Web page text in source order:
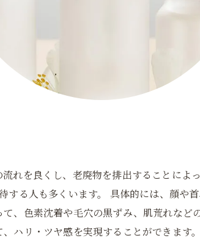
れを良くし、老廃物を排出することによ
る人も多くいます。 具体的には、顔や
、色素沈着や毛穴の黒ずみ、肌荒れなど
ハリ・ツヤ感を実現することができます